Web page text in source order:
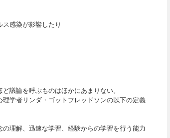
感染が影響したり
議論を呼ぶものはほかにあまりない。
学者リンダ・ゴットフレッドソンの以下の定義
理解、迅速な学習、経験からの学習を行う能力